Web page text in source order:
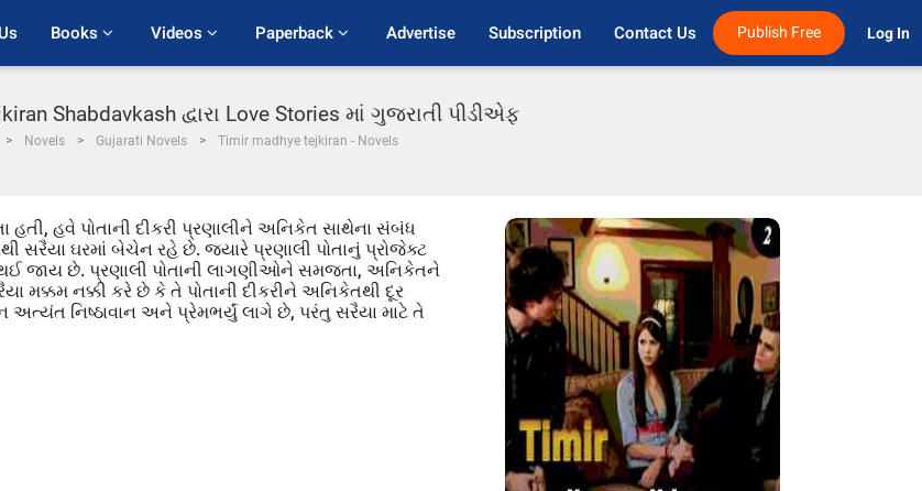
Books Videos Paperback Advertise Subscription Contact Us Publish Free Log In
Shabdavkash દ્વારા Love Stories માં ગુજરાતી પીડીએફ
Novels Gujarati Novels Timir madhye tejkiran - Novels
હતી, હવે પોતાની દીકરી પ્રણાલીને અનિકેત સાથેના સંબંધ
સરૈયા ઘરમાં બેચેન રહે છે. જ્યારે પ્રણાલી પોતાનું પ્રોજેક્ટ
જાય છે. પ્રણાલી પોતાની લાગણીઓને સમજતા, અનિકેતને
મક્કમ નક્કી કરે છે કે તે પોતાની દીકરીને અનિકેતથી દૂર
નિષ્ઠાવાન અને પ્રેમભર્યું લાગે છે, પરંતુ સરૈયા માટે તે